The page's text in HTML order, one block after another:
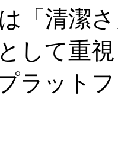
「清潔
して重
ラット